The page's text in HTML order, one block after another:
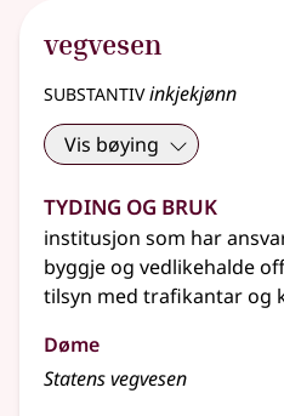
vegvesen
substantivinkjekjønn
Vis bøying
Tyding og bruk
institusjon som har
byggje og vedlikehalde
tilsyn med trafikantar og
Døme
Statens vegvesen